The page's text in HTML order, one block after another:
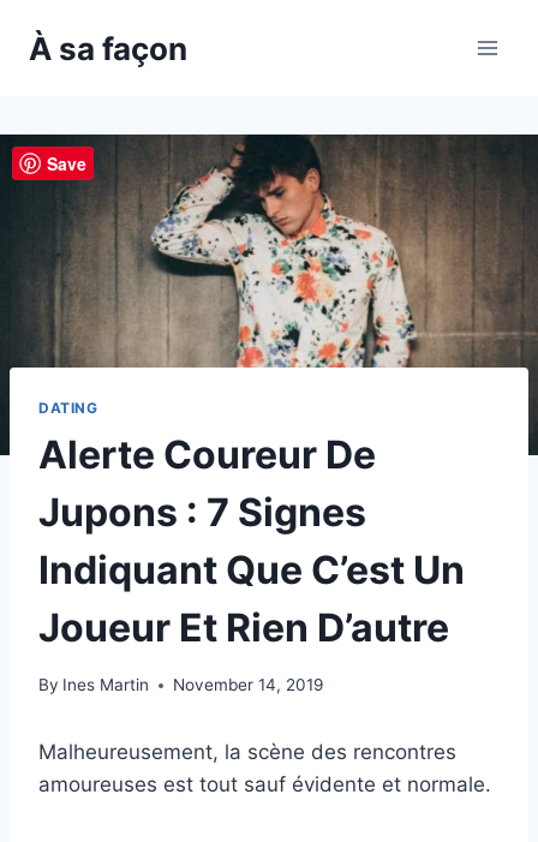
À sa façon
DATING
Alerte Coureur De
Jupons : 7 Signes
Indiquant Que C’est Un
Joueur Et Rien D’autre
By Ines Martin November 14, 2019
Malheureusement, la scène des rencontres
amoureuses est tout sauf évidente et normale.
Save